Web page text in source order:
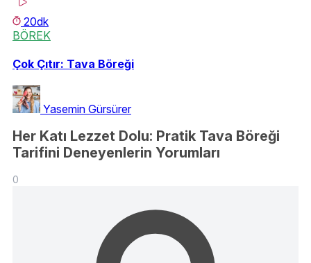
20dk
BÖREK
Çok Çıtır: Tava Böreği
Yasemin Gürsürer
Her Katı Lezzet Dolu: Pratik Tava Böreği
Tarifini Deneyenlerin Yorumları
0